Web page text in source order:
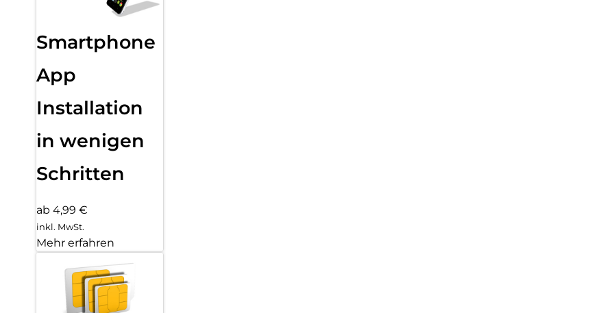
Smartphone
App
Installation
in wenigen
Schritten
ab 4,99 €
inkl. MwSt.
Mehr erfahren